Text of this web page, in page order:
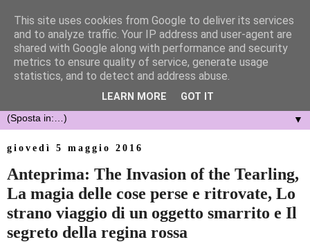
▼
giovedì 5 maggio 2016
Anteprima: The Invasion of the Tearling,
La magia delle cose perse e ritrovate, Lo
strano viaggio di un oggetto smarrito e Il
segreto della regina rossa
This site uses cookies from Google to deliver its services
and to analyze traffic. Your IP address and user-agent are
shared with Google along with performance and security
metrics to ensure quality of service, generate usage
statistics, and to detect and address abuse.
LEARN MORE GOT IT